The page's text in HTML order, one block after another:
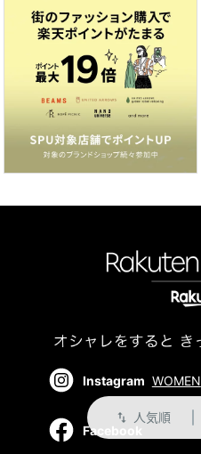
swap_vert 人気順
Instagram WOMEN
Facebook